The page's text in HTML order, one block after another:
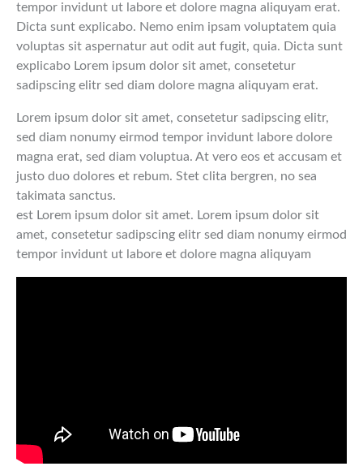
tempor invidunt ut labore et dolore magna aliquyam erat.
Dicta sunt explicabo. Nemo enim ipsam voluptatem quia
voluptas sit aspernatur aut odit aut fugit, quia. Dicta sunt
explicabo Lorem ipsum dolor sit amet, consetetur
sadipscing elitr sed diam dolore magna aliquyam erat.
Lorem ipsum dolor sit amet, consetetur sadipscing elitr,
sed diam nonumy eirmod tempor invidunt labore dolore
magna erat, sed diam voluptua. At vero eos et accusam et
justo duo dolores et rebum. Stet clita bergren, no sea
takimata sanctus.
est Lorem ipsum dolor sit amet. Lorem ipsum dolor sit
amet, consetetur sadipscing elitr sed diam nonumy eirmod
tempor invidunt ut labore et dolore magna aliquyam